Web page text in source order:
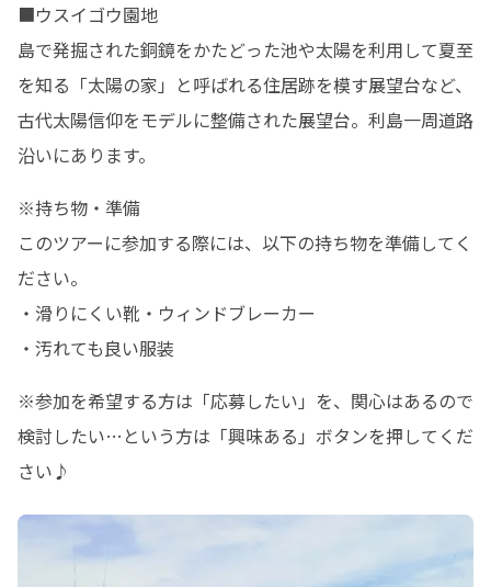
■ウスイゴウ園地
島で発掘された銅鏡をかたどった池や太陽を利用して夏至
を知る「太陽の家」と呼ばれる住居跡を模す展望台など、
古代太陽信仰をモデルに整備された展望台。利島一周道路
沿いにあります。
※持ち物・準備
このツアーに参加する際には、以下の持ち物を準備してく
ださい。
・滑りにくい靴・ウィンドブレーカー
・汚れても良い服装
※参加を希望する方は「応募したい」を、関心はあるので
検討したい…という方は「興味ある」ボタンを押してくだ
さい♪